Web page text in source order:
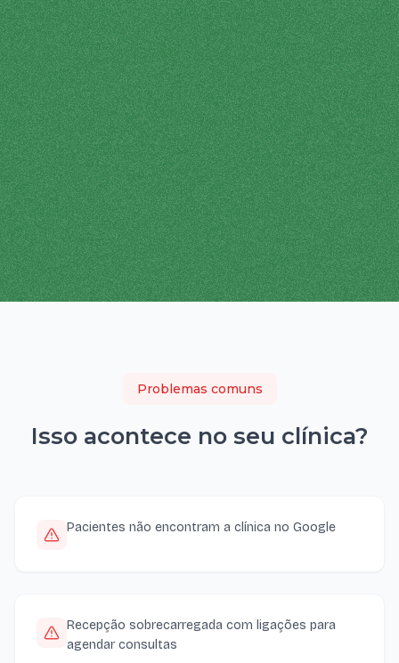
Problemas comuns
Isso acontece no seu clínica?
Pacientes não encontram a clínica no Google
Recepção sobrecarregada com ligações para
agendar consultas